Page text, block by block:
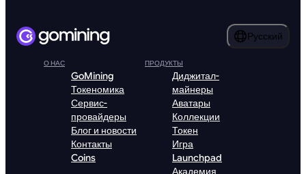
Русский
О НАС
GoMining
Токеномика
Сервис-
провайдеры
Блог и новости
Контакты
Coins
ПРОДУКТЫ
Диджитал-
майнеры
Аватары
Коллекции
Токен
Игра
Launchpad
Академия